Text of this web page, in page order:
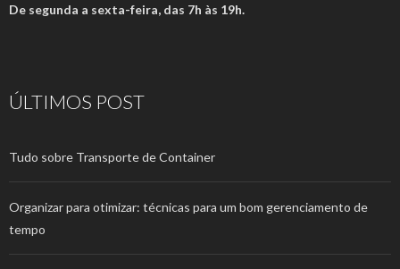
De segunda a sexta-feira, das 7h às 19h.
ÚLTIMOS POST
Tudo sobre Transporte de Container
Organizar para otimizar: técnicas para um bom gerenciamento de
tempo